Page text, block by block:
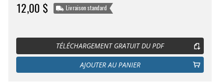
12,00 $ Livraison standard
TÉLÉCHARGEMENT GRATUIT DU PDF
AJOUTER AU PANIER